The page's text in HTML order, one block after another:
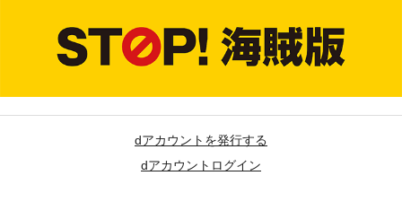
dアカウントを発行する
dアカウントログイン